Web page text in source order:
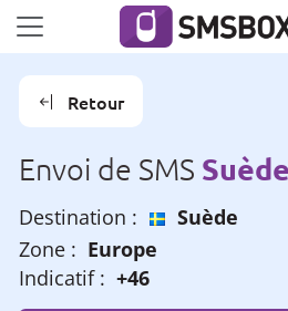
Panneau de gestion des cookies
Retour
Envoi de SMS Suède
Destination :
Suède
Zone : Europe
Indicatif : +46